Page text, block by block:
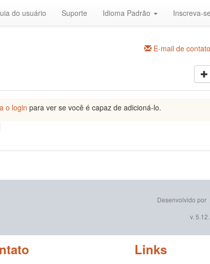
do usuário Suporte Idioma Padrão Inscreva-se
E-mail de contato
o login para ver se você é capaz de adicioná-lo.
Desenvolvido por
v.
Links